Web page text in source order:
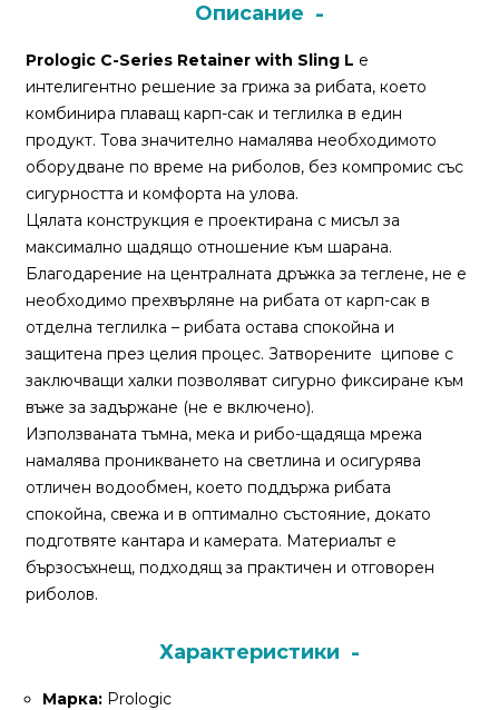
поводи
за
риболов
Комплекти
за
риболов
Сонари
За
нас
Контакти
Поръчка
и
Описание
Prologic C-Series Retainer with Sling L е
интелигентно решение за грижа за рибата, което
комбинира плаващ карп-сак и теглилка в един
продукт. Това значително намалява необходимото
оборудване по време на риболов, без компромис със
сигурността и комфорта на улова.
Цялата конструкция е проектирана с мисъл за
максимално щадящо отношение към шарана.
Благодарение на централната дръжка за теглене, не е
необходимо прехвърляне на рибата от карп-сак в
отделна теглилка – рибата остава спокойна и
защитена през целия процес. Затворените ципове с
заключващи халки позволяват сигурно фиксиране към
въже за задържане (не е включено).
Използваната тъмна, мека и рибо-щадяща мрежа
намалява проникването на светлина и осигурява
отличен водообмен, което поддържа рибата
спокойна, свежа и в оптимално състояние, докато
подготвяте кантара и камерата. Материалът е
бързосъхнещ, подходящ за практичен и отговорен
риболов.
Характеристики
Марка: Prologic